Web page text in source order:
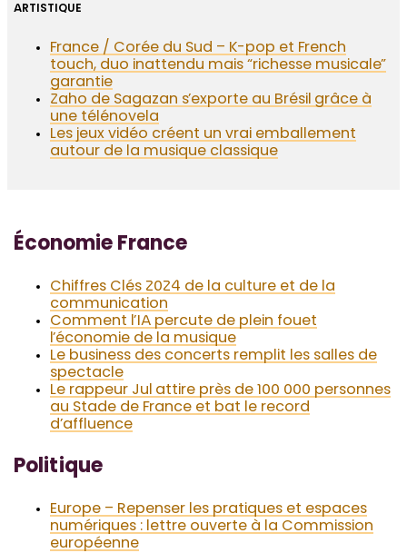
ARTISTIQUE
France / Corée du Sud – K-pop et French
touch, duo inattendu mais “richesse musicale”
garantie
Zaho de Sagazan s’exporte au Brésil grâce à
une télénovela
Les jeux vidéo créent un vrai emballement
autour de la musique classique
Économie France
Chiffres Clés 2024 de la culture et de la
communication
Comment l’IA percute de plein fouet
l’économie de la musique
Le business des concerts remplit les salles de
spectacle
Le rappeur Jul attire près de 100 000 personnes
au Stade de France et bat le record
d’affluence
Politique
Europe – Repenser les pratiques et espaces
numériques : lettre ouverte à la Commission
européenne